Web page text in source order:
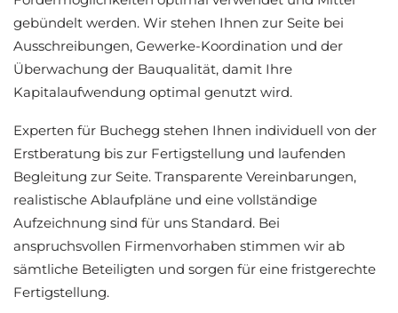
gebündelt werden. Wir stehen Ihnen zur Seite bei
Ausschreibungen, Gewerke-Koordination und der
Überwachung der Bauqualität, damit Ihre
Kapitalaufwendung optimal genutzt wird.
Experten für Buchegg stehen Ihnen individuell von der
Erstberatung bis zur Fertigstellung und laufenden
Begleitung zur Seite. Transparente Vereinbarungen,
realistische Ablaufpläne und eine vollständige
Aufzeichnung sind für uns Standard. Bei
anspruchsvollen Firmenvorhaben stimmen wir ab
sämtliche Beteiligten und sorgen für eine fristgerechte
Fertigstellung.